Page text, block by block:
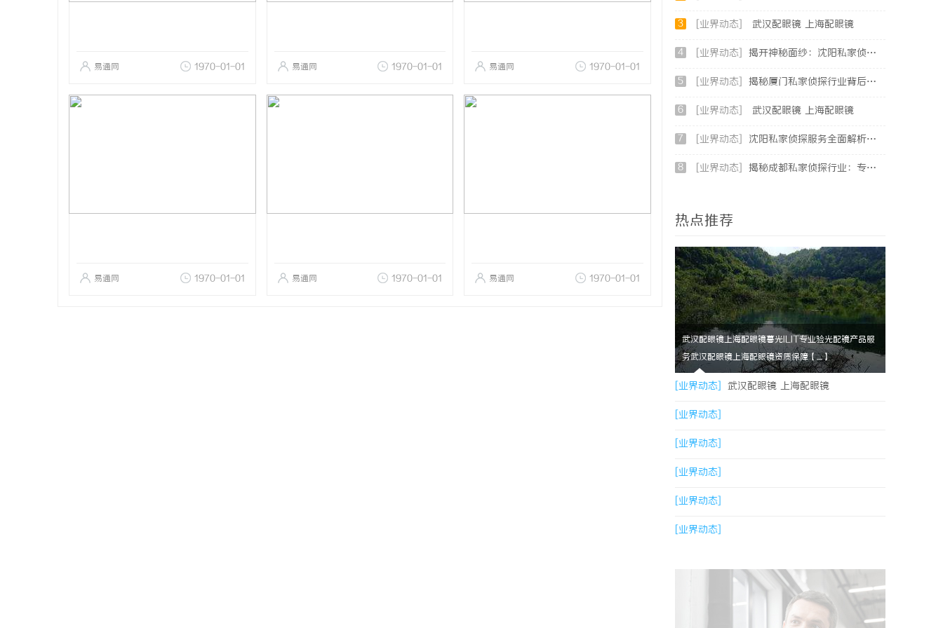
易通网 1970-01-01 易通网 1970-01-01 易通网 1970-01-01
易通网 1970-01-01 易通网 1970-01-01 易通网 1970-01-01
3 [业界动态] 武汉配眼镜 上海配眼镜
4 [业界动态] 揭开神秘面纱：沈阳私家侦探行业的现状与发展
5 [业界动态] 揭秘厦门私家侦探行业背后的故事与服务价值
6 [业界动态] 武汉配眼镜 上海配眼镜
7 [业界动态] 沈阳私家侦探服务全面解析：破解疑云，守护真相的专家助力
8 [业界动态] 揭秘成都私家侦探行业：专业服务助力城市安宁
热点推荐
武汉配眼镜上海配眼镜暮光ILIT专业验光配镜产品服
务武汉配眼镜上海配眼镜资质保障【....】
[业界动态] 武汉配眼镜 上海配眼镜
[业界动态]
[业界动态]
[业界动态]
[业界动态]
[业界动态]